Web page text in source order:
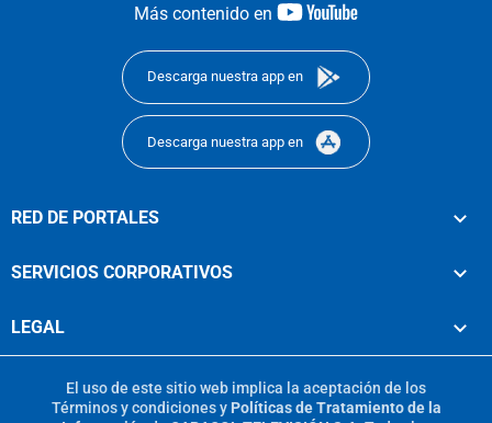
Más contenido en
youtube-
Descarga nuestra app en
Descarga nuestra app en
RED DE PORTALES
SERVICIOS CORPORATIVOS
LEGAL
El uso de este sitio web implica la aceptación de los
Términos y condicionesy Políticas de Tratamiento de la